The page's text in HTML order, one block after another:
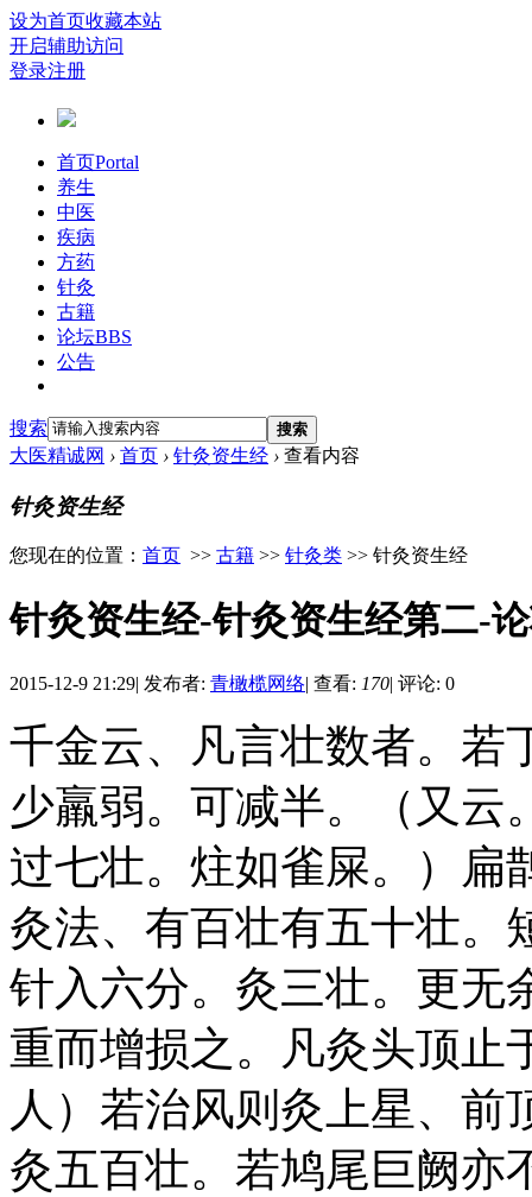
设为首页收藏本站
开启辅助访问
登录注册
首页Portal
养生
中医
疾病
方药
针灸
古籍
论坛BBS
公告
搜索 搜索
大医精诚网 › 首页 › 针灸资生经 › 查看内容
针灸资生经
您现在的位置： 首页 >> 古籍 >> 针灸类 >> 针灸资生经
针灸资生经-针灸资生经第二-
2015-12-9 21:29| 发布者: 青橄榄网络| 查看: 170| 评论: 0
千金云、凡言壮数者。若
少羸弱。可减半。（又云
过七壮。炷如雀屎。）扁
灸法、有百壮有五十壮。
针入六分。灸三壮。更无
重而增损之。凡灸头顶止
人）若治风则灸上星、前
灸五百壮。若鸠尾巨阙亦